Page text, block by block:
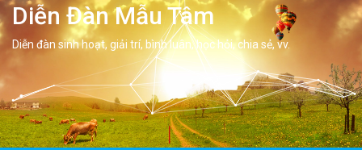
Diễn Đàn Mẫu Tâm
Diễn đàn sinh hoạt, giải trí, bình luân, học hỏi, chia sẻ, vv.